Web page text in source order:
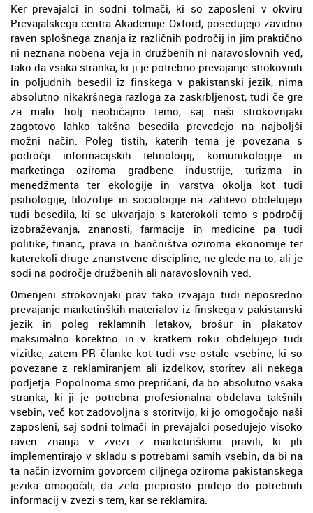
Ker prevajalci in sodni tolmači, ki so zaposleni v okviru
Prevajalskega centra Akademije Oxford, posedujejo zavidno
raven splošnega znanja iz različnih področij in jim praktično
ni neznana nobena veja in družbenih ni naravoslovnih ved,
tako da vsaka stranka, ki ji je potrebno prevajanje strokovnih
in poljudnih besedil iz finskega v pakistanski jezik, nima
absolutno nikakršnega razloga za zaskrbljenost, tudi če gre
za malo bolj neobičajno temo, saj naši strokovnjaki
zagotovo lahko takšna besedila prevedejo na najboljši
možni način. Poleg tistih, katerih tema je povezana s
področji informacijskih tehnologij, komunikologije in
marketinga oziroma gradbene industrije, turizma in
menedžmenta ter ekologije in varstva okolja kot tudi
psihologije, filozofije in sociologije na zahtevo obdelujejo
tudi besedila, ki se ukvarjajo s katerokoli temo s področij
izobraževanja, znanosti, farmacije in medicine pa tudi
politike, financ, prava in bančništva oziroma ekonomije ter
katerekoli druge znanstvene discipline, ne glede na to, ali je
sodi na področje družbenih ali naravoslovnih ved.
Omenjeni strokovnjaki prav tako izvajajo tudi neposredno
prevajanje marketinških materialov iz finskega v pakistanski
jezik in poleg reklamnih letakov, brošur in plakatov
maksimalno korektno in v kratkem roku obdelujejo tudi
vizitke, zatem PR članke kot tudi vse ostale vsebine, ki so
povezane z reklamiranjem ali izdelkov, storitev ali nekega
podjetja. Popolnoma smo prepričani, da bo absolutno vsaka
stranka, ki ji je potrebna profesionalna obdelava takšnih
vsebin, več kot zadovoljna s storitvijo, ki jo omogočajo naši
zaposleni, saj sodni tolmači in prevajalci posedujejo visoko
raven znanja v zvezi z marketinškimi pravili, ki jih
implementirajo v skladu s potrebami samih vsebin, da bi na
ta način izvornim govorcem ciljnega oziroma pakistanskega
jezika omogočili, da zelo preprosto pridejo do potrebnih
informacij v zvezi s tem, kar se reklamira.